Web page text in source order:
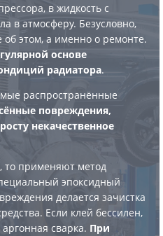
в жидкость с
в атмосферу. Безусловно,
об этом, а именно о ремонте.
основе
радиатора.
распространённые
повреждения,
некачественное
то применяют метод
эпоксидный
делается зачистка
Если клей бессилен,
сварка. При